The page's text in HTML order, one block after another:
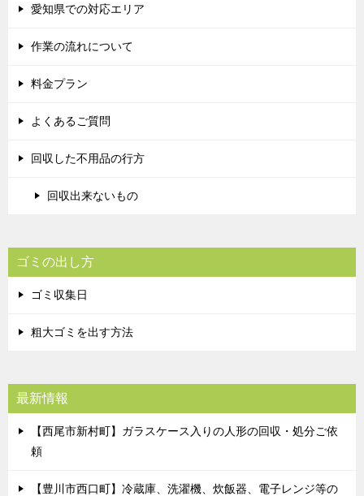
愛知県での対応エリア
作業の流れについて
料金プラン
よくあるご質問
回収した不用品の行方
回収出来ないもの
ゴミの出し方
ゴミ収集日
粗大ゴミを出す方法
最新情報
【西尾市新村町】ガラスケース入りの人形の回収・処分ご依
頼
【豊川市西口町】冷蔵庫、洗濯機、炊飯器、電子レンジ等の